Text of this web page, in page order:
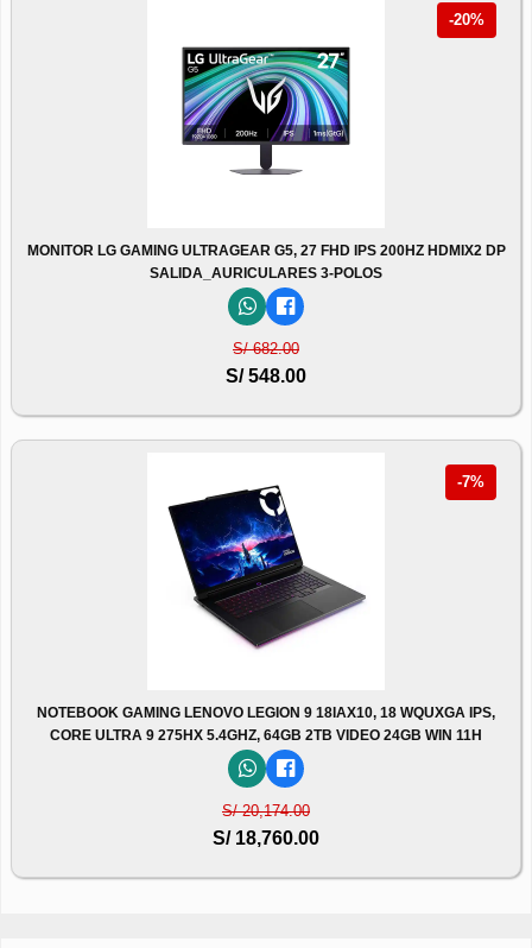
-20%
MONITOR LG GAMING ULTRAGEAR G5, 27 FHD IPS 200HZ HDMIX2 DP
SALIDA_AURICULARES 3-POLOS
S/ 682.00
S/ 548.00
-7%
NOTEBOOK GAMING LENOVO LEGION 9 18IAX10, 18 WQUXGA IPS,
CORE ULTRA 9 275HX 5.4GHZ, 64GB 2TB VIDEO 24GB WIN 11H
S/ 20,174.00
S/ 18,760.00